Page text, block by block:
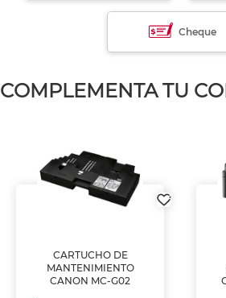
Cheque
COMPLEMENTA TU
CARTUCHO DE
MANTENIMIENTO
CANON MC-G02